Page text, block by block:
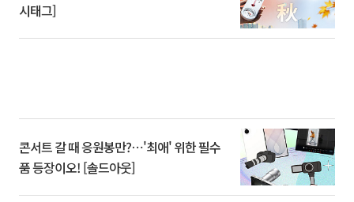
시태그]
콘서트 갈 때 응원봉만?⋯'최애' 위한 필수
품 등장이오! [솔드아웃]